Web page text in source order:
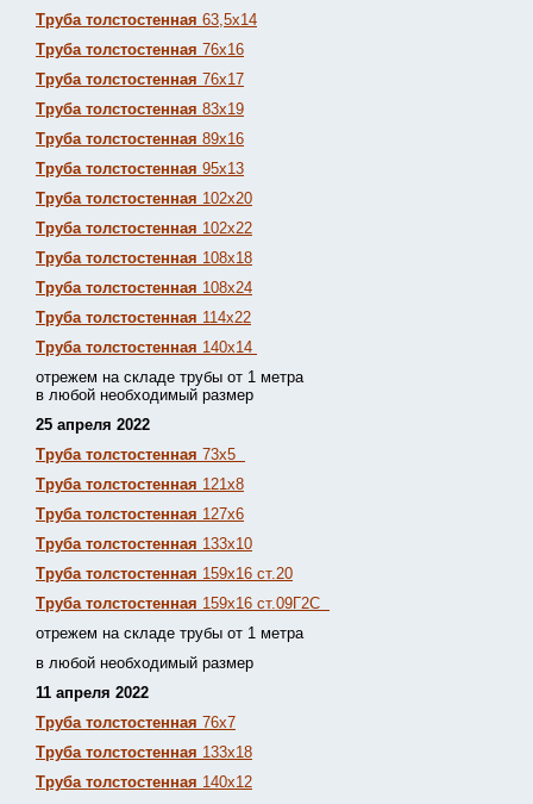
Труба толстостенная 63,5х14
Труба толстостенная 76х16
Труба толстостенная 76х17
Труба толстостенная 83х19
Труба толстостенная 89х16
Труба толстостенная 95х13
Труба толстостенная 102х20
Труба толстостенная 102х22
Труба толстостенная 108х18
Труба толстостенная 108х24
Труба толстостенная 114х22
Труба толстостенная 140х14
отрежем на складе трубы от 1 метра
в любой необходимый размер
25 апреля 2022
Труба толстостенная 73х5
Труба толстостенная 121х8
Труба толстостенная 127х6
Труба толстостенная 133х10
Труба толстостенная 159х16 ст.20
Труба толстостенная 159х16 ст.09Г2С
отрежем на складе трубы от 1 метра
в любой необходимый размер
11 апреля 2022
Труба толстостенная 76х7
Труба толстостенная 133х18
Труба толстостенная 140х12